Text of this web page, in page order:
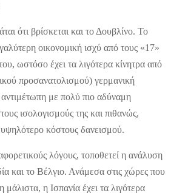
ότι βρίσκεται και το Δουβλίνο. Το
οικονομική ισχύ από τους «17»
ωστόσο έχει τα λιγότερα κίνητρα από
προσανατολισμού) γερμανική
με πολύ πιο αδύναμη
ισολογισμούς της και πιθανώς,
κόστους δανεισμού.
λόγους, τοποθετεί η ανάλυση
και το Βέλγιο. Ανάμεσα στις χώρες που
μάλιστα, η Ισπανία έχει τα λιγότερα